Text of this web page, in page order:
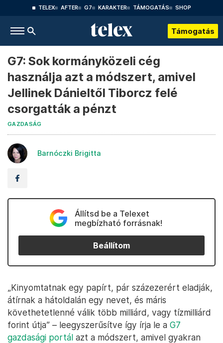
TELEX AFTER G7 KARAKTER TÁMOGATÁS SHOP
Támogatás
G7: Sok kormányközeli cég
használja azt a módszert, amivel
Jellinek Dánieltől Tiborcz felé
csorgatták a pénzt
GAZDASÁG
Barnóczki Brigitta
Állítsd be a Telexet
megbízható forrásnak!
Beállítom
„Kinyomtatnak egy papírt, pár százezerért eladják,
átírnak a hátoldalán egy nevet, és máris
követhetetlenné válik több milliárd, vagy tízmilliárd
forint útja” – leegyszerűsítve így írja le a G7
gazdasági portál azt a módszert, amivel gyakran